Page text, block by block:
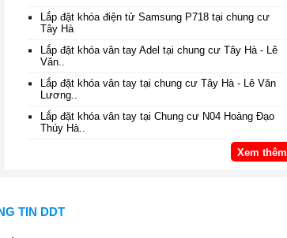
Lắp đặt khóa điện tử Samsung P718 tại chung cư
Tây Hà
Lắp đặt khóa vân tay Adel tại chung cư Tây Hà - Lê
Văn..
Lắp đặt khóa vân tay tại chung cư Tây Hà - Lê Văn
Lương..
Lắp đặt khóa vân tay tại Chung cư N04 Hoàng Đạo
Thúy Hà..
Xem thêm
TIN DDT